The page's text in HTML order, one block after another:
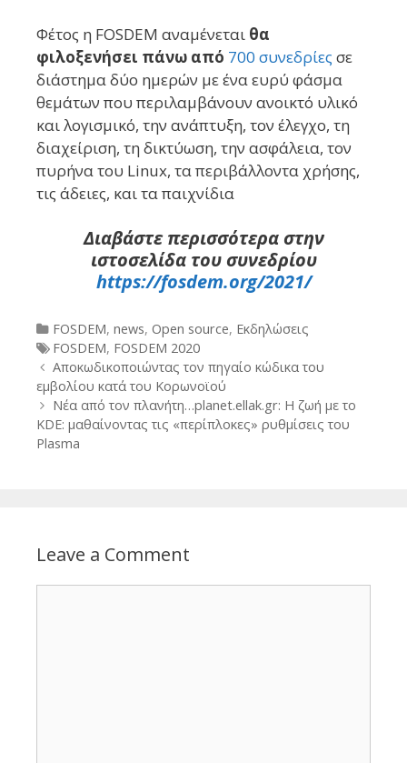
Φέτος η FOSDEM αναμένεται θα
φιλοξενήσει πάνω από 700 συνεδρίες σε
διάστημα δύο ημερών με ένα ευρύ φάσμα
θεμάτων που περιλαμβάνουν ανοικτό υλικό
και λογισμικό, την ανάπτυξη, τον έλεγχο, τη
διαχείριση, τη δικτύωση, την ασφάλεια, τον
πυρήνα του Linux, τα περιβάλλοντα χρήσης,
τις άδειες, και τα παιχνίδια
Διαβάστε περισσότερα στην
ιστοσελίδα του συνεδρίου
https://fosdem.org/2021/
Categories
FOSDEM, news, Open source, Εκδηλώσεις
Tags
FOSDEM, FOSDEM 2020
Post
navigation
Αποκωδικοποιώντας τον πηγαίο κώδικα του
εμβολίου κατά του Κορωνοϊού
Νέα από τον πλανήτη…planet.ellak.gr: Η ζωή με το
KDE: μαθαίνοντας τις «περίπλοκες» ρυθμίσεις του
Plasma
Leave a Comment